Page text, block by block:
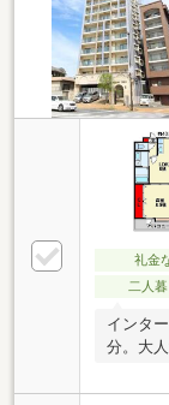
礼金
二人暮
インタ
分。大